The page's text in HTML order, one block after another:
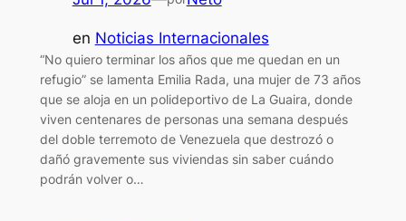
en Noticias Internacionales
“No quiero terminar los años que me quedan en un
refugio” se lamenta Emilia Rada, una mujer de 73 años
que se aloja en un polideportivo de La Guaira, donde
viven centenares de personas una semana después
del doble terremoto de Venezuela que destrozó o
dañó gravemente sus viviendas sin saber cuándo
podrán volver o…